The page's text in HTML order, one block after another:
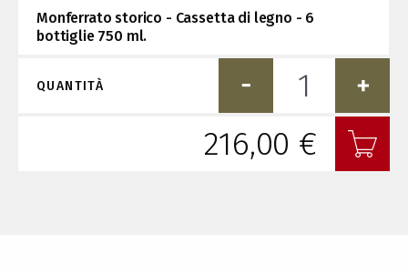
Monferrato storico - Cassetta di legno - 6
bottiglie 750 ml.
QUANTITÀ
216,00 €